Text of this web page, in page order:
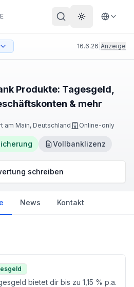
Theme
16.6.26 Anzeige
Produkte: Tagesgeld,
& mehr
am Main, Deutschland Online-only
Vollbanklizenz
schreiben
News Kontakt
bietet dir bis zu 1,15 % p.a.